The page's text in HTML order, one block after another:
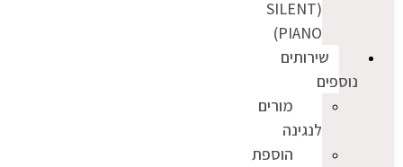
(SILENT
PIANO)
שירותים
נוספים
מורים
לנגינה
הוספת